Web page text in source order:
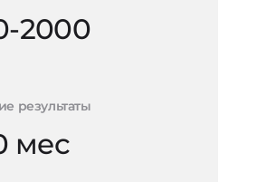
2000
результаты
мес